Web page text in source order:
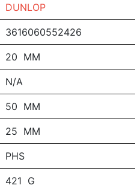
DUNLOP
3616060552426
20 MM
N/A
50 MM
25 MM
PHS
421 G